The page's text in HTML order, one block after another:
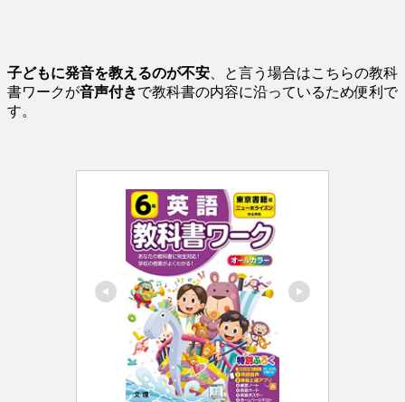
子どもに発音を教えるのが不安 、と言う場合はこちらの教科
書ワークが音声付きで教科書の内容に沿っているため便利で
す。